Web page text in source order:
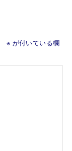
※ が付いている欄